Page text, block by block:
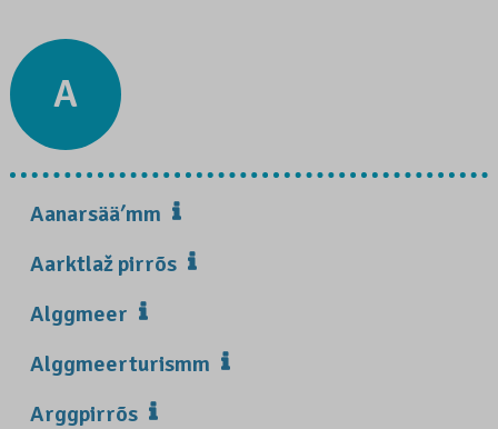
A
Aanarsääʹmm
Aarktlaž pirrõs
Alggmeer
Alggmeerturismm
Arggpirrõs